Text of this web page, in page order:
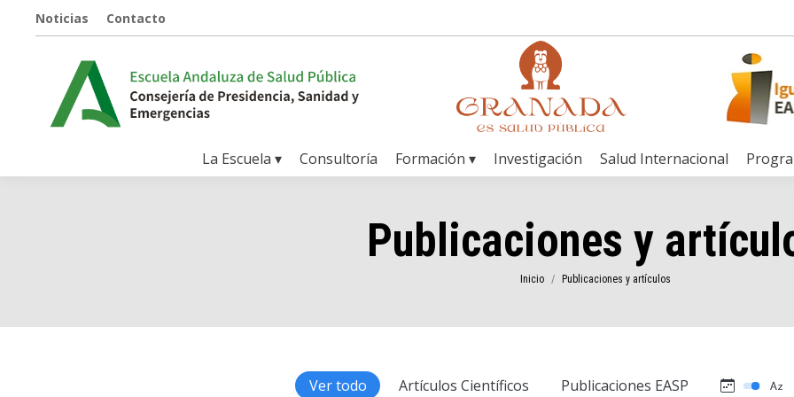
Noticias Contacto
La Escuela ▾ Consultoría Formación ▾ Investigación Salud Internacional
Publicaciones y
Estás aquí:
Inicio Publicaciones y artículos
Ver todo Artículos Científicos Publicaciones EASP